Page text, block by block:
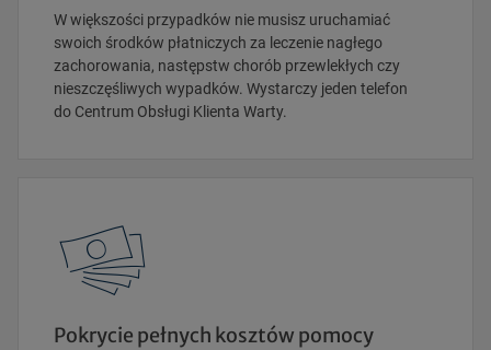
W większości przypadków nie musisz uruchamiać
swoich środków płatniczych za leczenie nagłego
zachorowania, następstw chorób przewlekłych czy
nieszczęśliwych wypadków. Wystarczy jeden telefon
do Centrum Obsługi Klienta Warty.
Pokrycie pełnych kosztów pomocy